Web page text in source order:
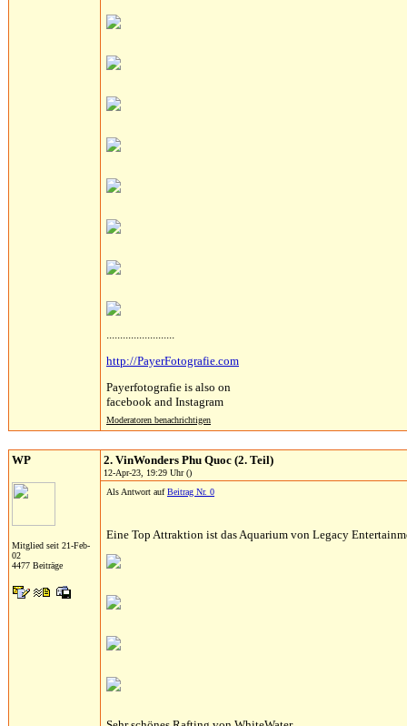
.........................
http://PayerFotografie.com
Payerfotografie is also on
facebook and Instagram
Moderatoren benachrichtigen
WP
Mitglied seit 21-Feb-
02
4477 Beiträge
2. VinWonders Phu Quoc (2. Teil)
12-Apr-23, 19:29 Uhr ()
Als Antwort aufBeitrag Nr. 0
Eine Top Attraktion ist das Aquarium von Legacy